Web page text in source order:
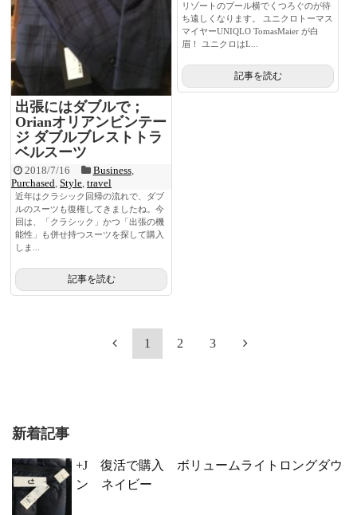
リゾートのプール横でくつろぐのが待
ち遠しくなります。 ユニクロトーマス
マイヤーUNIQLO TomasMaier が白
眉！ ユニクロはL...
記事を読む
出張にはダブルで；
Orianオリアンビンテー
ジ ダブルブレストトラ
ベルスーツ
2018/7/16 Business,
Purchased Style travel
近年はクラシック回帰の流れで、ダブ
ルのスーツも復権してきましたね。今
回は、「クラシック」かつ「出張の機
能性」も併せ持つスーツを探して購入
しま...
記事を読む
1 2 3
新着記事
+J 復活で購入 ボリュームライトロングダウ
ン ネイビー